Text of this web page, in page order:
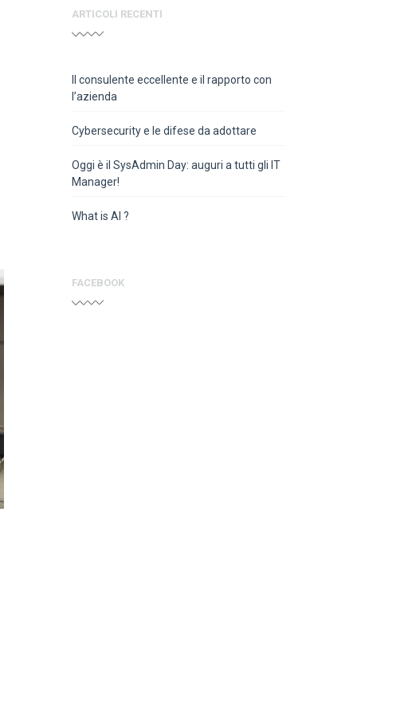
ARTICOLI RECENTI
Il consulente eccellente e il rapporto con
l’azienda
Cybersecurity e le difese da adottare
Oggi è il SysAdmin Day: auguri a tutti gli IT
Manager!
What is AI ?
FACEBOOK